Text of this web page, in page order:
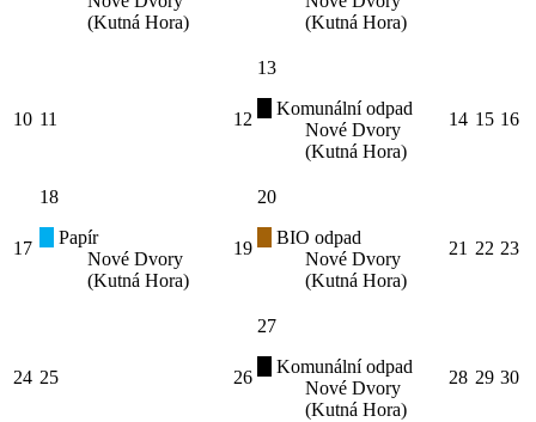
(Kutná Hora)
(Kutná Hora)
10 11 12
13
Komunální odpad
Nové Dvory
(Kutná Hora)
14 15 16
17
18
Papír
Nové Dvory
(Kutná Hora)
19
20
BIO odpad
Nové Dvory
(Kutná Hora)
21 22 23
24 25 26
27
Komunální odpad
Nové Dvory
(Kutná Hora)
28 29 30